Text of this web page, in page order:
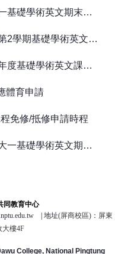
【活動】114學期大一基礎學術英文期末成果海報得獎名單
【公告】114學年度第2學期基礎學術英文成果展投票時間延長
【英文課程】114學年度基礎學術英文課程線上成果展，歡迎全校師生踴躍觀展！
體育申請
免修/抵修申請時程
【公告】114學年度大一基礎學術英文期末成果展辦理說明
同教育中心
| 地址(屏商校區) ： 屏東
大樓4F
College, National Pingtung